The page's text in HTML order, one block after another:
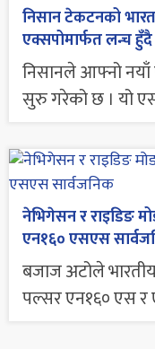
निसान टेकटनको
एक्सपोमार्फत लन्च हुँदै
निसानले आफ्नो
सुरु गरेको छ । यो
नेभिगेसन र राइडिङ
एन१६० एसएस
बजाज अटोले
पल्सर एन१६० एस